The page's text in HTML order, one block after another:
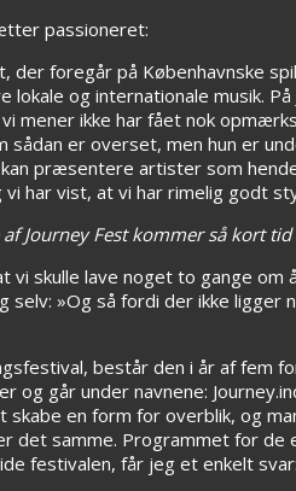
passioneret:
der foregår på Københavnske
og internationale musik.
mener ikke har fået nok
sådan er overset, men hun er
præsentere artister som
har vist, at vi har rimelig godt
Journey Fest kommer så kort
vi skulle lave noget to gange
selv: »Og så fordi der ikke
består den i år af fem
og går under navnene:
en form for overblik, og
det samme. Programmet for
festivalen, får jeg et enkelt svar: